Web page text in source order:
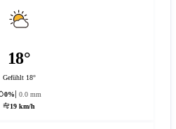
18°
Gefühlt 18°
0%
0.0 mm
19 km/h